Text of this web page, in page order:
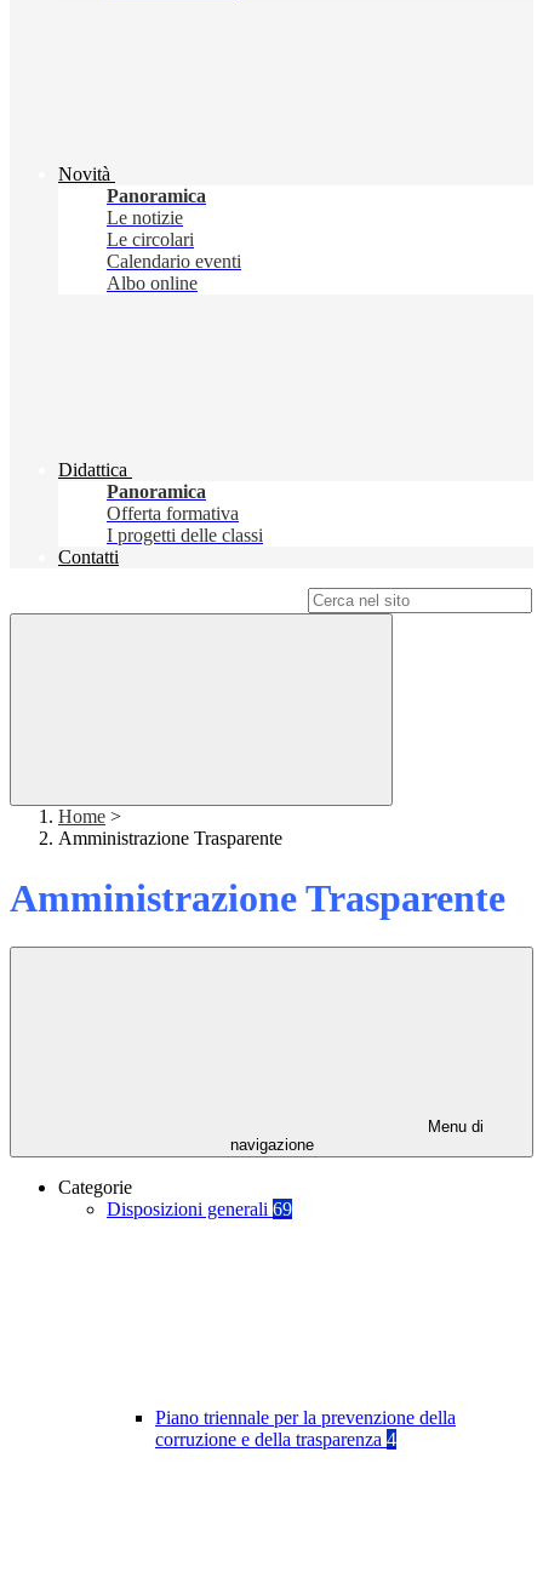
Novità
Panoramica
Le notizie
Le circolari
Calendario eventi
Albo online
Didattica
Panoramica
Offerta formativa
I progetti delle classi
Contatti
Home >
Amministrazione Trasparente
Amministrazione Trasparente
Menu di
navigazione
Categorie
Disposizioni generali 69
Piano triennale per la prevenzione della
corruzione e della trasparenza 4